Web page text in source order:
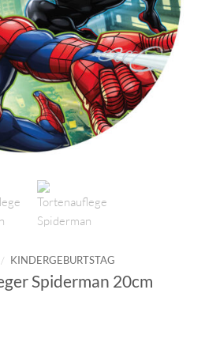
/ KINDERGEBURTSTAG
Spiderman 20cm